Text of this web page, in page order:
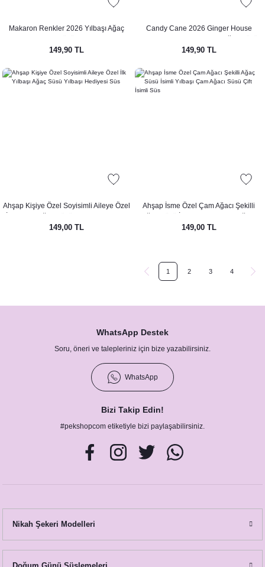
Makaron Renkler 2026 Yılbaşı Ağaç
149,90 TL
Candy Cane 2026 Ginger House
149,90 TL
Ahşap Kişiye Özel Soyisimli Aileye Özel
Süs
149,00 TL
Ahşap İsme Özel Çam Ağacı Şekilli
Süsü Çift İsimli Süs
149,00 TL
1 2 3 4
WhatsApp Destek
Soru, öneri ve talepleriniz için bize yazabilirsiniz.
WhatsApp
Bizi Takip Edin!
#pekshopcom etiketiyle bizi paylaşabilirsiniz.
Nikah Şekeri Modelleri